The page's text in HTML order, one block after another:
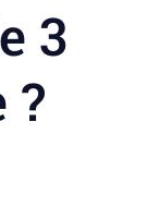
3
?